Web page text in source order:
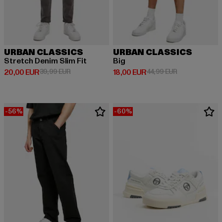
URBAN CLASSICS
Stretch Denim Slim Fit
20,00 EUR
Derzeitiger Preis: 20,00 EUR
39,99 EURAktionspreis: 39,99 EUR
URBAN CLASSICS
Big
18,00 EUR
Derzeitiger Preis: 18,00 EUR
44,99 EURAktionspreis:
-56% -60%